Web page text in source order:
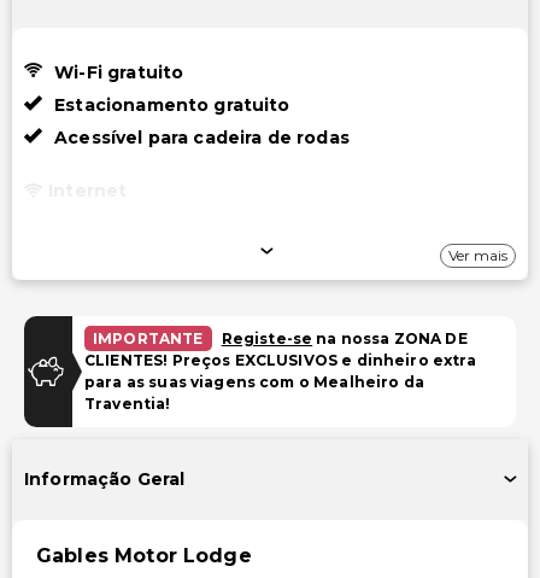
Wi-Fi gratuito
Estacionamento gratuito
Acessível para cadeira de rodas
Estacionamento
Estacionamento gratuito
Instalações
Área para piquenique
Acessibilidade
Acessível para cadeira de rodas
Ver mais
IMPORTANTE Registe-se na nossa ZONA DE
CLIENTES! Preços EXCLUSIVOS e dinheiro extra
para as suas viagens com o Mealheiro da
Traventia!
Informação Geral
Gables Motor Lodge